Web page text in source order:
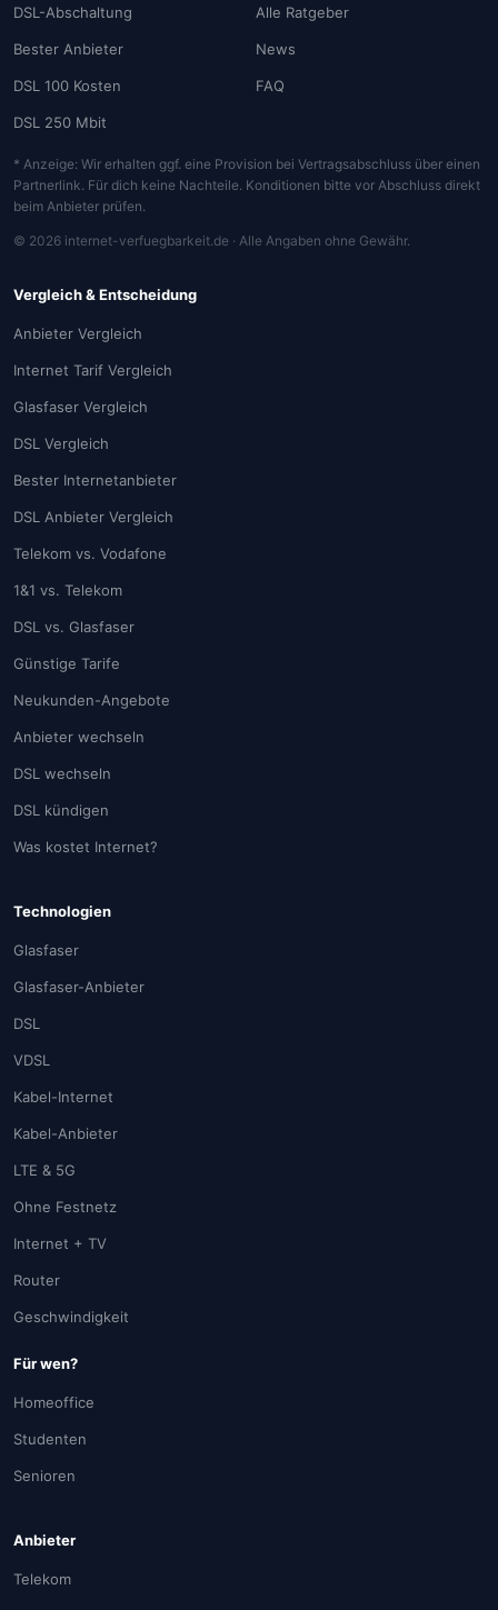
DSL-Abschaltung
Bester Anbieter
DSL 100 Kosten
DSL 250 Mbit
Alle Ratgeber
News
FAQ
* Anzeige: Wir erhalten ggf. eine Provision bei Vertragsabschluss über einen
Partnerlink. Für dich keine Nachteile. Konditionen bitte vor Abschluss direkt
beim Anbieter prüfen.
© 2026 internet-verfuegbarkeit.de · Alle Angaben ohne Gewähr.
Vergleich & Entscheidung
Anbieter Vergleich
Internet Tarif Vergleich
Glasfaser Vergleich
DSL Vergleich
Bester Internetanbieter
DSL Anbieter Vergleich
Telekom vs. Vodafone
1&1 vs. Telekom
DSL vs. Glasfaser
Günstige Tarife
Neukunden-Angebote
Anbieter wechseln
DSL wechseln
DSL kündigen
Was kostet Internet?
Technologien
Glasfaser
Glasfaser-Anbieter
DSL
VDSL
Kabel-Internet
Kabel-Anbieter
LTE & 5G
Ohne Festnetz
Internet + TV
Router
Geschwindigkeit
Für wen?
Homeoffice
Studenten
Senioren
Anbieter
Telekom